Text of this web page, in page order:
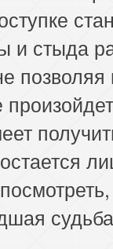
и стыда
позволяя